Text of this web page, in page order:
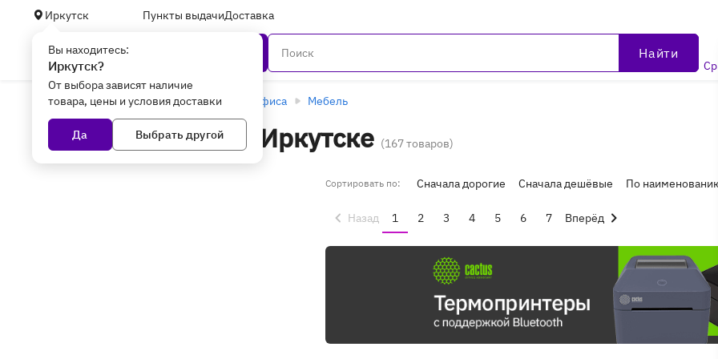
Иркутск Пункты выдачиДоставка
Вы находитесь:
Иркутск?
От выбора зависят наличие
товара, цены и условия доставки
Да Выбрать другой
Найти
Главная Оборудование для торговли и офиса Мебель
Игровые кресла в Иркутске (167 товаров)
Сортировать по: Сначала дорогие Сначала дешёвые По
Назад 1 2 3 4 5 6 7 Вперёд